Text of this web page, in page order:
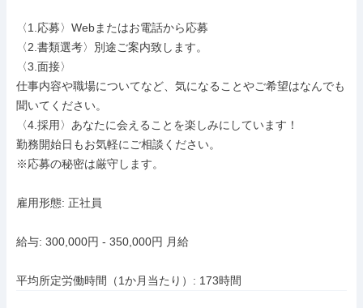
〈1.応募〉Webまたはお電話から応募
〈2.書類選考〉別途ご案内致します。
〈3.面接〉
仕事内容や職場についてなど、気になることやご希望はなんでも
聞いてください。
〈4.採用〉あなたに会えることを楽しみにしています！
勤務開始日もお気軽にご相談ください。
※応募の秘密は厳守します。
雇用形態: 正社員
給与: 300,000円 - 350,000円 月給
平均所定労働時間（1か月当たり）: 173時間